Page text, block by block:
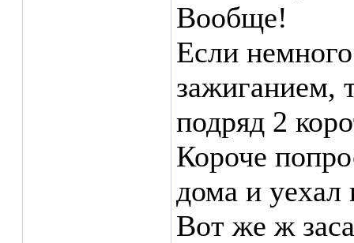
Вообще!
Если
зажиганием,
подряд 2
Короче
дома и уехал
Вот же ж